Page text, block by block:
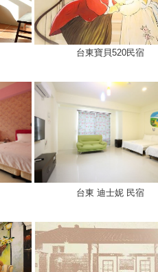
台東寶貝520民宿
台東 迪士妮 民宿